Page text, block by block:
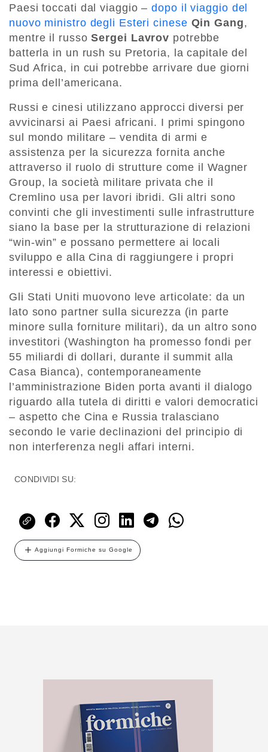
Paesi toccati dal viaggio –dopo il viaggio del
nuovo ministro degli Esteri cinese Qin Gang,
mentre il russoSergei Lavrov potrebbe
batterla in un rush su Pretoria, la capitale del
Sud Africa, in cui potrebbe arrivare due giorni
prima dell’americana.
Russi e cinesi utilizzano approcci diversi per
avvicinarsi ai Paesi africani. I primi spingono
sul mondo militare – vendita di armi e
assistenza per la sicurezza fornita anche
attraverso il ruolo di strutture come il Wagner
Group, la società militare privata che il
Cremlino usa per lavori ibridi. Gli altri sono
convinti che gli investimenti sulle infrastrutture
siano la base per la strutturazione di relazioni
“win-win” e possano permettere ai locali
sviluppo e alla Cina di raggiungere i propri
interessi e obiettivi.
Gli Stati Uniti muovono leve articolate: da un
lato sono partner sulla sicurezza (in parte
minore sulla forniture militari), da un altro sono
investitori (Washington ha promesso fondi per
55 miliardi di dollari, durante il summit alla
Casa Bianca), contemporaneamente
l’amministrazione Biden porta avanti il dialogo
riguardo alla tutela di diritti e valori democratici
– aspetto che Cina e Russia tralasciano
secondo le varie declinazioni del principio di
non interferenza negli affari interni.
CONDIVIDI SU:
Aggiungi Formiche su Google